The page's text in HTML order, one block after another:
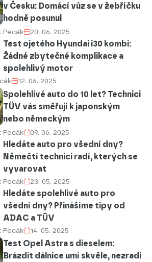
v Česku: Domácí vůz se v žebříčku
hodně posunul
Pecák 20. 06. 2025
Test ojetého Hyundai i30 kombi:
Žádné zbytečné komplikace a
spolehlivý motor
12. 06. 2025
Spolehlivé auto do 10 let? Technici
TÜV vás směřují k japonským
nebo německým
Pecák 09. 06. 2025
Hledáte auto pro všední dny?
Němečtí technici radí, kterých se
vyvarovat
Pecák 23. 05. 2025
Hledáte spolehlivé auto pro
všední dny? Přinášíme tipy od
ADAC a TÜV
Pecák 14. 05. 2025
Test Opel Astra s dieselem:
Brázdit dálnice umí skvěle, nezradí